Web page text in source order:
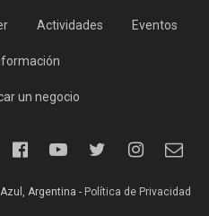
Actividades Eventos
un negocio
Argentina - Política de Privacidad